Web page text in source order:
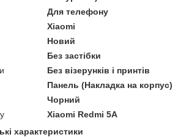
Для телефону
Xiaomi
Новий
Без застібки
Без візерунків і принтів
Панель (Накладка на корпус)
Чорний
Xiaomi Redmi 5A
характеристики